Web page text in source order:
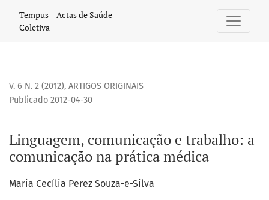
Linguagem, comunicação e trabalho: a comunicação na
Tempus – Actas de Saúde
Coletiva
V. 6 N. 2 (2012), ARTIGOS ORIGINAIS
Linguagem, comunicação e trabalho: a
comunicação na prática médica
Publicado 2012-04-30
Maria Cecília Perez Souza-e-Silva